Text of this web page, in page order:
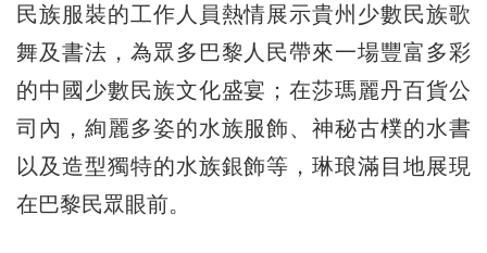
民族服裝的工作人員熱情展示貴州少數民族歌
舞及書法，為眾多巴黎人民帶來一場豐富多彩
的中國少數民族文化盛宴；在莎瑪麗丹百貨公
司內，絢麗多姿的水族服飾、神秘古樸的水書
以及造型獨特的水族銀飾等，琳琅滿目地展現
在巴黎民眾眼前。